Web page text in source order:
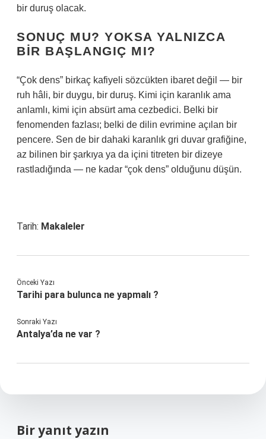
bir duruş olacak.
SONUÇ MU? YOKSA YALNIZCA
BIR BAŞLANGIÇ MI?
“Çok dens” birkaç kafiyeli sözcükten ibaret değil — bir
ruh hâli, bir duygu, bir duruş. Kimi için karanlık ama
anlamlı, kimi için absürt ama cezbedici. Belki bir
fenomenden fazlası; belki de dilin evrimine açılan bir
pencere. Sen de bir dahaki karanlık gri duvar grafiğine,
az bilinen bir şarkıya ya da içini titreten bir dizeye
rastladığında — ne kadar “çok dens” olduğunu düşün.
Tarih: Makaleler
Önceki Yazı
Tarihi para bulunca ne yapmalı ?
Sonraki Yazı
Antalya’da ne var ?
Bir yanıt yazın